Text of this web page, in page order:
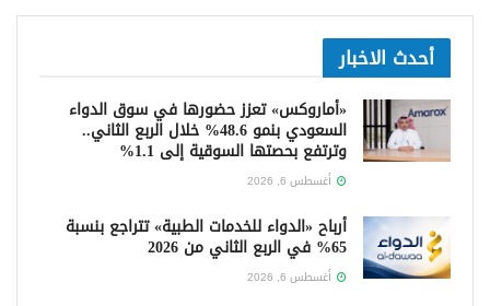
أحدث الاخبار
«أماروكس» تعزز حضورها في سوق الدواء
السعودي بنمو 48.6% خلال الربع الثاني..
وترتفع بحصتها السوقية إلى 1.1%
أغسطس 6, 2026
أرباح «الدواء للخدمات الطبية» تتراجع بنسبة
65% في الربع الثاني من 2026
أغسطس 6, 2026